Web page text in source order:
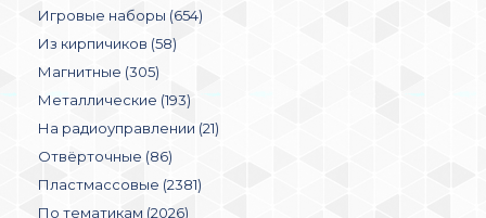
Игровые наборы (654)
Из кирпичиков (58)
Магнитные (305)
Металлические (193)
На радиоуправлении (21)
Отвёрточные (86)
Пластмассовые (2381)
По тематикам (2026)